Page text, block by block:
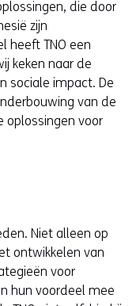
die door
zijn
heeft TNO een
keken naar de
sociale impact. De
van de
oplossingen voor
Niet alleen op
ontwikkelen van
voor
hun voordeel mee